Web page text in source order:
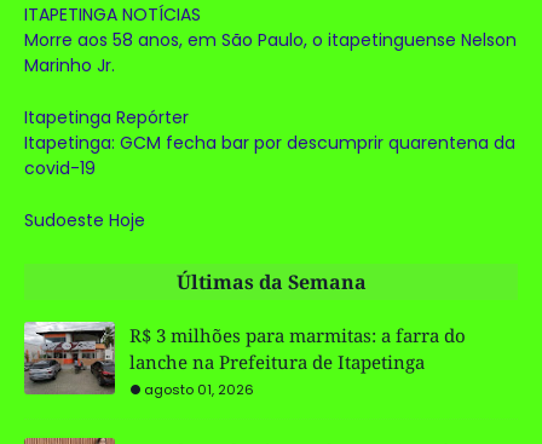
ITAPETINGA NOTÍCIAS
Morre aos 58 anos, em São Paulo, o itapetinguense Nelson
Marinho Jr.
Itapetinga Repórter
Itapetinga: GCM fecha bar por descumprir quarentena da
covid-19
Sudoeste Hoje
Últimas da Semana
R$ 3 milhões para marmitas: a farra do
lanche na Prefeitura de Itapetinga
agosto 01, 2026